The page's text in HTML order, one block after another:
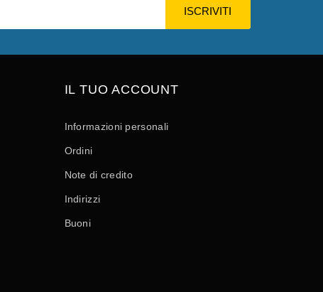
IL TUO ACCOUNT
Informazioni personali
Ordini
Note di credito
Indirizzi
Buoni